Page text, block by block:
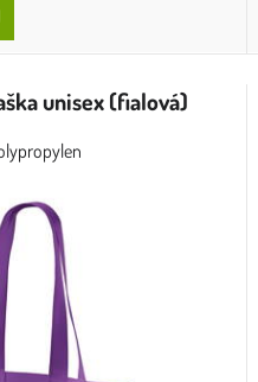
unisex (fialová)